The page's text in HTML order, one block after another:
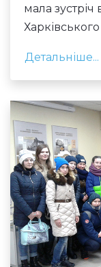
мала
Детальніше...